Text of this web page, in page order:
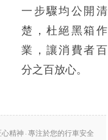
一步驟均公開清
楚，杜絕黑箱作
業，讓消費者百
分之百放心。
心精神 · 專注於您的行車安全